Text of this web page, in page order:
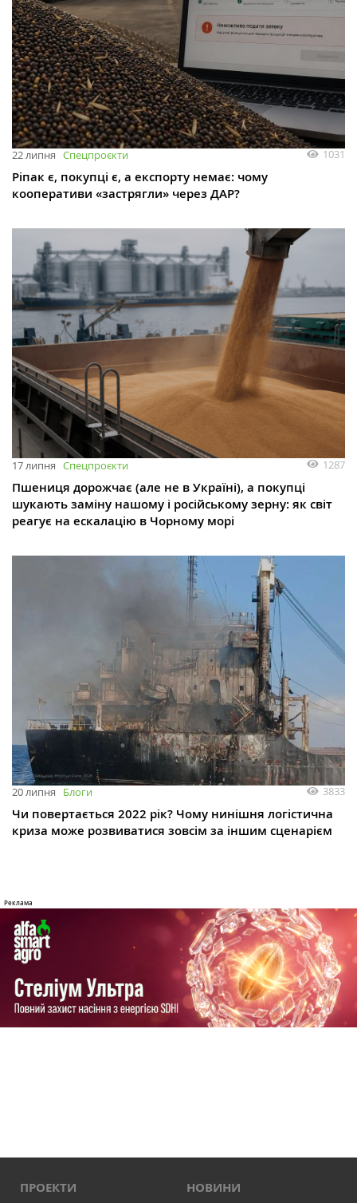
22 липня Спецпроєкти 1031
Ріпак є, покупці є, а експорту немає: чому
кооперативи «застрягли» через ДАР?
17 липня Спецпроєкти 1287
Пшениця дорожчає (але не в Україні), а покупці
шукають заміну нашому і російському зерну: як світ
реагує на ескалацію в Чорному морі
20 липня Блоги 3833
Чи повертається 2022 рік? Чому нинішня логістична
криза може розвиватися зовсім за іншим сценарієм
ПРОЕКТИ НОВИНИ